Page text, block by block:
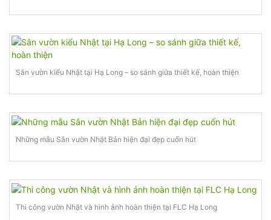
Sân vườn kiểu Nhật tại Hạ Long – so sánh giữa thiết kế, hoàn thiện
Những mẫu Sân vườn Nhật Bản hiện đại đẹp cuốn hút
Thi công vườn Nhật và hình ảnh hoàn thiện tại FLC Hạ Long